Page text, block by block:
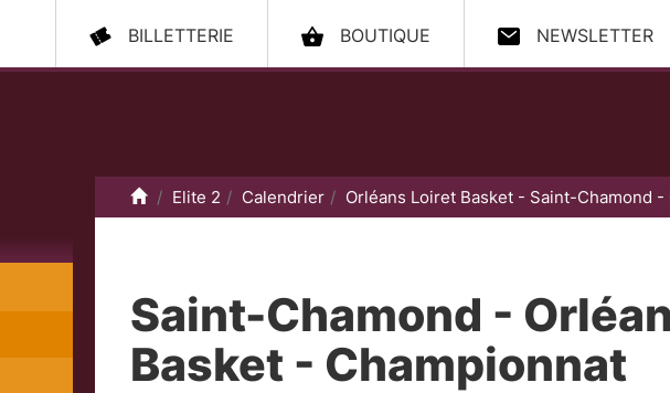
BILLETTERIE BOUTIQUE NEWSLETTER
Accueil
Elite 2 Calendrier Orléans Loiret Basket - Saint-Chamond -
Saint-Chamond -
Basket - Championnat